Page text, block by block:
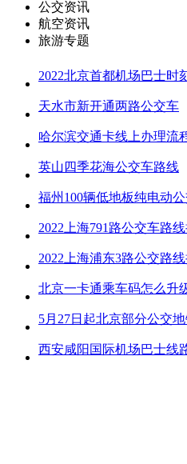
公交资讯
航空资讯
旅游专题
2022北京首都机场巴士时
天水市新开通两路公交车
哈尔滨交通卡线上办理流
英山四季花海公交车路线
福州100辆低地板纯电动
2022上海791路公交车路
2022上海浦东3路公交路
北京一卡通乘车码怎么升
5月27日起北京部分公交
西安咸阳国际机场巴士线